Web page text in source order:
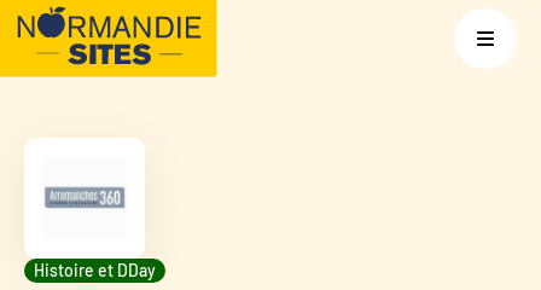
Histoire et DDay